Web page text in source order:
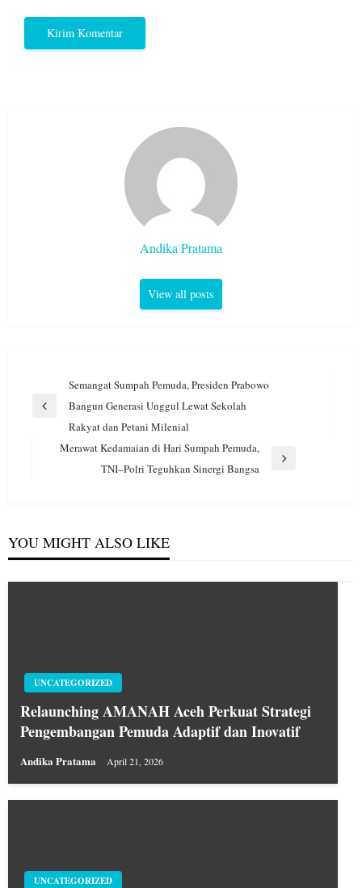
Andika Pratama
View all posts
Navigasi
pos
Semangat Sumpah Pemuda, Presiden Prabowo
Bangun Generasi Unggul Lewat Sekolah
Rakyat dan Petani Milenial
Merawat Kedamaian di Hari Sumpah Pemuda,
TNI–Polri Teguhkan Sinergi Bangsa
YOU MIGHT ALSO LIKE
UNCATEGORIZED
Relaunching AMANAH Aceh Perkuat Strategi
Pengembangan Pemuda Adaptif dan Inovatif
Andika Pratama April 21, 2026
UNCATEGORIZED